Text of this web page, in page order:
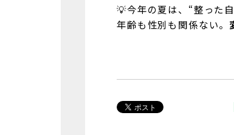
💡今年の夏は、“整った
年齢も性別も関係ない。